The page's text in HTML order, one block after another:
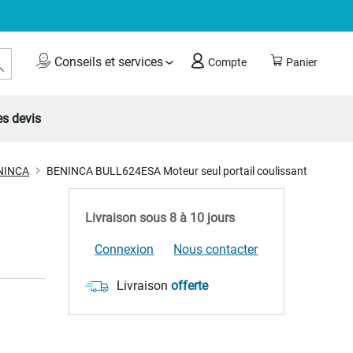
Panier
Conseils et services Compte
Rechercher
devis
BENINCA BULL624ESA Moteur seul portail coulissant
Livraison sous 8 à 10 jours
Connexion Nous contacter
Livraison offerte